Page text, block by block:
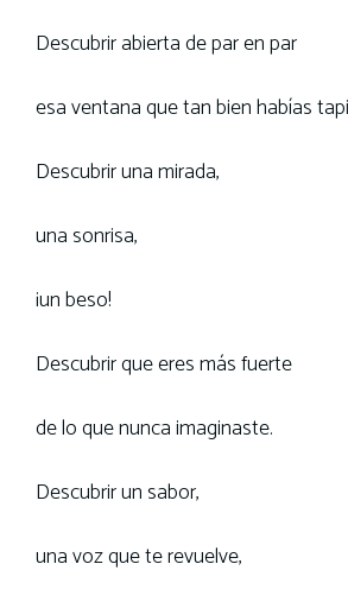
Descubrir abierta de par en par
esa ventana que tan bien habías
Descubrir una mirada,
una sonrisa,
¡un beso!
Descubrir que eres más fuerte
de lo que nunca imaginaste.
Descubrir un sabor,
una voz que te revuelve,